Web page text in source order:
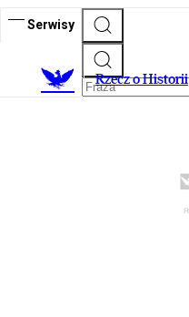
Serwisy
Rzecz o Historii